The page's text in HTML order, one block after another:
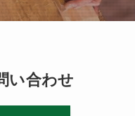
い合わせ